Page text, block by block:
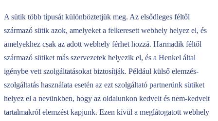
A sütik több típusát különböztetjük meg. Az elsődleges féltől
származó sütik azok, amelyeket a felkeresett webhely helyez el, és
amelyekhez csak az adott webhely férhet hozzá. Harmadik féltől
származó sütiket más szervezetek helyezik el, és a Henkel által
igénybe vett szolgáltatásokat biztosítják. Például külső elemzés-
szolgáltatás használata esetén az ezt szolgáltató partnerünk sütiket
helyez el a nevünkben, hogy az oldalunkon kedvelt és nem-kedvelt
tartalmakról elemzést kapjunk. Ezen kívül a meglátogatott webhely